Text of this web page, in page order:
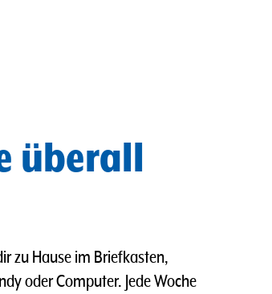
überall
zu Hause im Briefkasten,
oder Computer. Jede Woche